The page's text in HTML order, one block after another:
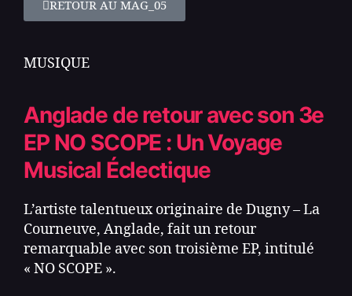
RETOUR AU MAG_05
MUSIQUE
Anglade de retour avec son 3e
EP NO SCOPE : Un Voyage
Musical Éclectique
L’artiste talentueux originaire de Dugny – La
Courneuve, Anglade, fait un retour
remarquable avec son troisième EP, intitulé
« NO SCOPE ».